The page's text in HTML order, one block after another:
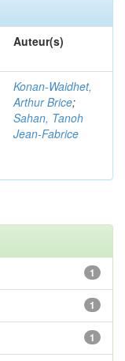
Auteur(s)
Konan-Waidhet,
Arthur Brice;
Sahan, Tanoh
Jean-Fabrice
1
1
1